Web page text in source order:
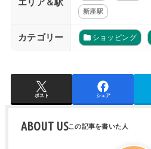
エリア＆駅
新座駅
カテゴリー ショッピング
ポスト シェア
ABOUT US